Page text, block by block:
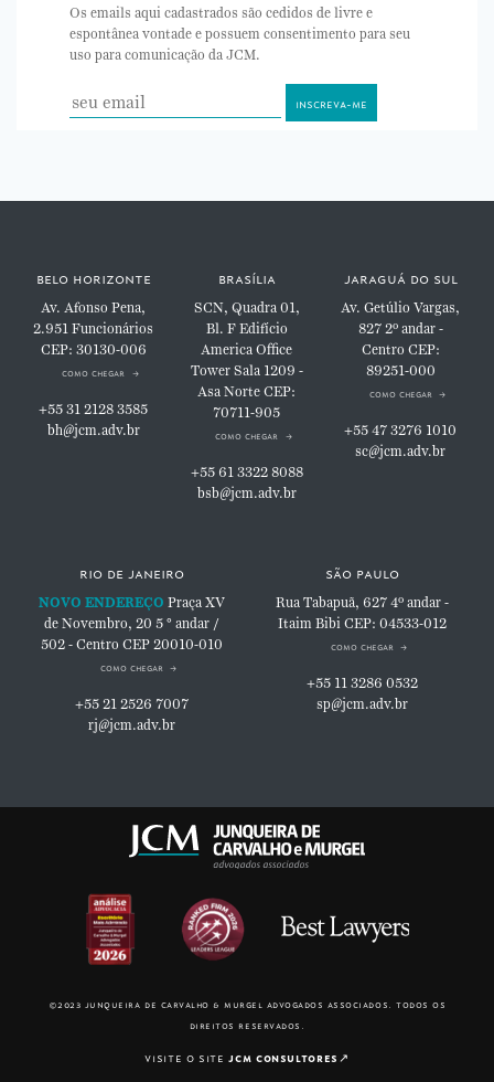
Os emails aqui cadastrados são cedidos de livre e
espontânea vontade e possuem consentimento para seu
uso para comunicação da JCM.
belo horizonte
Av. Afonso Pena,
2.951Funcionários
CEP: 30130-006
como chegar
+55 31 2128 3585
bh@jcm.adv.br
brasília
SCN, Quadra 01,
Bl. FEdifício
America Office
TowerSala 1209 -
Asa NorteCEP:
70711-905
como chegar
+55 61 3322 8088
bsb@jcm.adv.br
jaraguá do sul
Av. Getúlio Vargas,
8272º andar -
Centro CEP:
89251-000
como chegar
+55 47 3276 1010
sc@jcm.adv.br
rio de janeiro
NOVO ENDEREÇO Praça XV
de Novembro, 20 5 ° andar /
502 - Centro CEP 20010-010
como chegar
+55 21 2526 7007
rj@jcm.adv.br
são paulo
Rua Tabapuã, 6274º andar -
Itaim BibiCEP: 04533-012
como chegar
+55 11 3286 0532
sp@jcm.adv.br
©2023 junqueira de carvalho & murgel advogados associados. todos os
direitos reservados.
visite o sitejcm consultores ↗